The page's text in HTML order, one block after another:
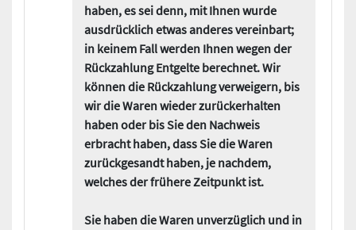
haben, es sei denn, mit Ihnen wurde
ausdrücklich etwas anderes vereinbart;
in keinem Fall werden Ihnen wegen der
Rückzahlung Entgelte berechnet. Wir
können die Rückzahlung verweigern, bis
wir die Waren wieder zurückerhalten
haben oder bis Sie den Nachweis
erbracht haben, dass Sie die Waren
zurückgesandt haben, je nachdem,
welches der frühere Zeitpunkt ist.
Sie haben die Waren unverzüglich und in